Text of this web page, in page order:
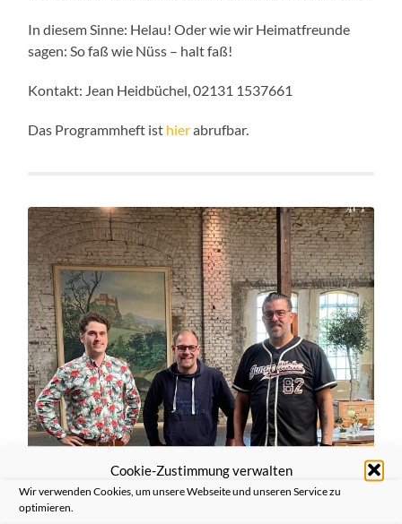
Cookie-Zustimmung verwalten
Wir verwenden Cookies, um unsere Webseite und unseren Service zu
optimieren.
In diesem Sinne: Helau! Oder wie wir Heimatfreunde
sagen: So faß wie Nüss – halt faß!
Kontakt: Jean Heidbüchel, 02131 1537661
Das Programmheft ist hierabrufbar.